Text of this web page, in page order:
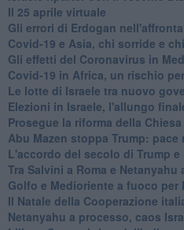
Il 25 aprile virtuale
Gli errori di Erdogan
Covid-19 e Asia, chi sorride e
Gli effetti del Coronavirus in
Covid-19 in Africa, un rischio
Le lotte di Israele tra nuovo
Elezioni in Israele, l'allungo
Prosegue la riforma della
Abu Mazen stoppa Trump:
L'accordo del secolo di Trump
Tra Salvini a Roma e Netanyahu
Golfo e Medioriente a fuoco per
Il Natale della Cooperazione
Netanyahu a processo, caos